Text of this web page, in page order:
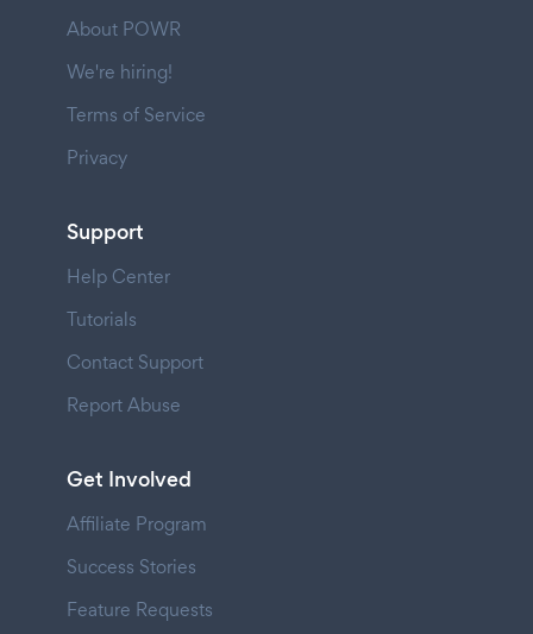
About POWR
We're hiring!
Terms of Service
Privacy
Support
Help Center
Tutorials
Contact Support
Report Abuse
Get Involved
Affiliate Program
Success Stories
Feature Requests